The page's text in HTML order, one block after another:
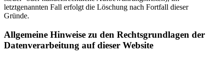
letztgenannten Fall erfolgt die Löschung nach Fortfall dieser
Gründe.
Allgemeine Hinweise zu den Rechtsgrundlagen der
Datenverarbeitung auf dieser Website